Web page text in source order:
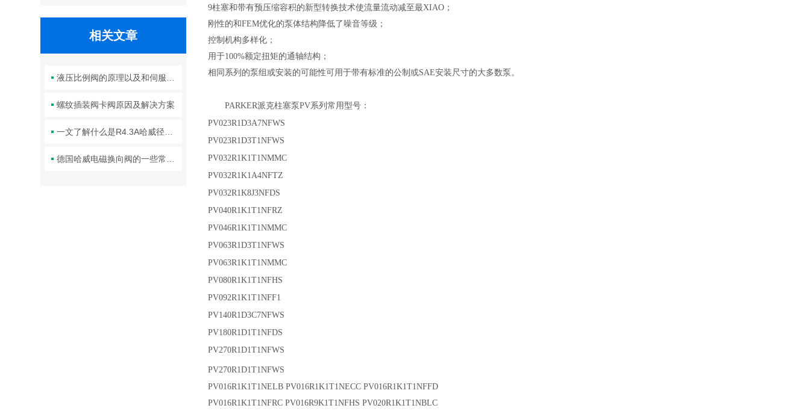
相关文章
螺纹插装阀卡阀原因及解决方案
9柱塞和带有预压缩容积的新型转换技术使流量流动减至最XIAO ；
刚性的和FEM优化的泵体结构降低了噪音等级；
控制机构多样化；
用于100%额定扭矩的通轴结构；
相同系列的泵组或安装的可能性可用于带有标准的公制或SAE安装尺寸的大多数泵。
PARKER派克柱塞泵PV系列常用型号：
PV023R1D3A7NFWS
PV023R1D3T1NFWS
PV032R1K1T1NMMC
PV032R1K1A4NFTZ
PV032R1K8J3NFDS
PV040R1K1T1NFRZ
PV046R1K1T1NMMC
PV063R1D3T1NFWS
PV063R1K1T1NMMC
PV080R1K1T1NFHS
PV092R1K1T1NFF1
PV140R1D3C7NFWS
PV180R1D1T1NFDS
PV270R1D1T1NFWS
PV270R1D1T1NFWS
PV016R1K1T1NELB PV016R1K1T1NECC PV016R1K1T1NFFD
PV016R1K1T1NFRC PV016R9K1T1NFHS PV020R1K1T1NBLC